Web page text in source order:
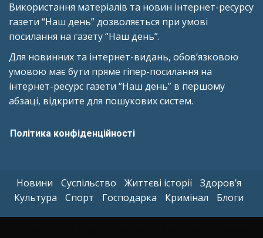
Використання матеріалів та новин інтернет-ресурсу
газети “Наш день” дозволяється при умові
посилання на газету “Наш день”.
Для новинних та інтернет-видань, обов’язковою
умовою має бути пряме гіпер-посилання на
інтернет-ресурс газети “Наш день” в першому
абзаці, відкрите для пошукових систем.
Політика конфіденційності
Новини Суспільство Життєві історії
Здоров’я
Культура
Спорт Господарка Кримінал Блоги